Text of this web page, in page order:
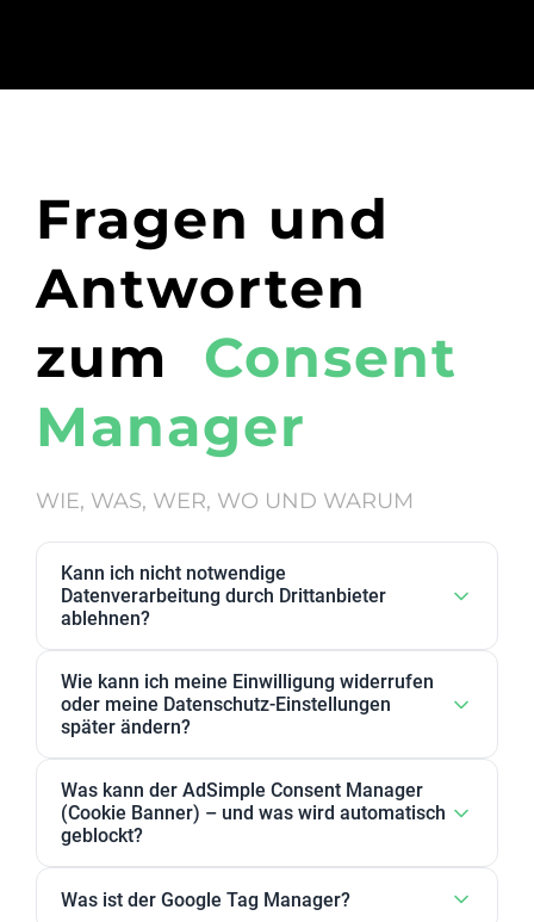
Fragen und
Antworten
zum Consent
Manager
WIE, WAS, WER, WO UND WARUM
Kann ich nicht notwendige
Datenverarbeitung durch Drittanbieter
ablehnen?
nicht notwendig eingestuft haben, kann in den
Datenschutz-Einstellungen abgelehnt werden. Sie
Zweckgruppen akzeptieren oder ablehnen.
Wie kann ich meine Einwilligung widerrufen
oder meine Datenschutz-Einstellungen
später ändern?
ändern. Außerdem können Sie Ihre Zustimmung
jederzeit widerrufen, indem Sie Ihre Einwilligungen
Was kann der AdSimple Consent Manager
(Cookie Banner) – und was wird automatisch
geblockt?
JavaScript-Lösung oder WordPress-Plugin verfügbar
Was ist der Google Tag Manager?